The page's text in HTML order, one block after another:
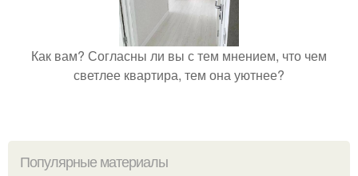
Как вам? Согласны ли вы с тем мнением, что чем
светлее квартира, тем она уютнее?
Популярные материалы